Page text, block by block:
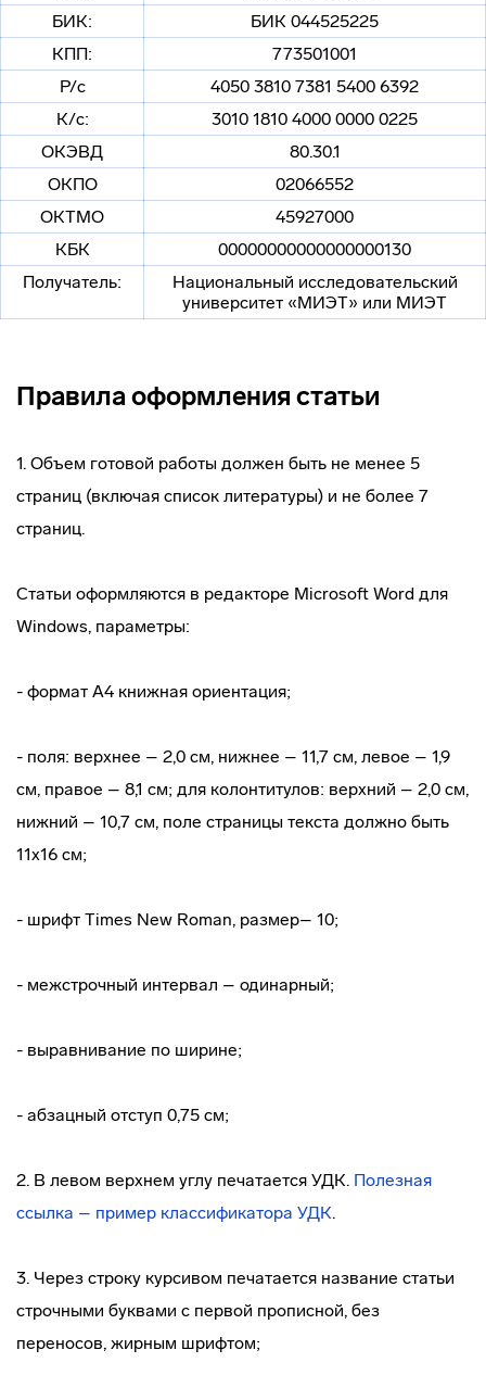
БИК:
БИК 044525225
КПП:
773501001
Р/с
4050 3810 7381 5400 6392
К/с:
3010 1810 4000 0000 0225
ОКЭВД
80.30.1
ОКПО
02066552
ОКТМО
45927000
КБК
00000000000000000130
Получатель:
Национальный исследовательский
университет «МИЭТ» или МИЭТ
Правила оформления статьи
1. Объем готовой работы должен быть не менее 5
страниц (включая список литературы) и не более 7
страниц.
Статьи оформляются в редакторе Microsoft Word для
Windows, параметры:
- формат А4 книжная ориентация;
- поля: верхнее – 2,0 см, нижнее – 11,7 см, левое – 1,9
см, правое – 8,1 см; для колонтитулов: верхний – 2,0 см,
нижний – 10,7 см, поле страницы текста должно быть
11x16 см;
- шрифт Times New Roman, размер– 10;
- межстрочный интервал – одинарный;
- выравнивание по ширине;
- абзацный отступ 0,75 см;
2. В левом верхнем углу печатается УДК. Полезная
ссылка – пример классификатора УДК.
3. Через строку курсивом печатается название статьи
строчными буквами с первой прописной, без
переносов, жирным шрифтом;